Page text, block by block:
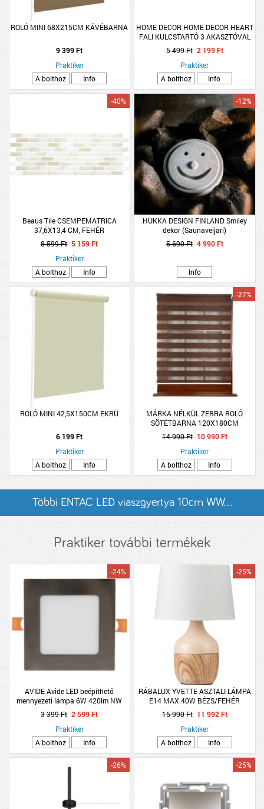
ROLÓ MINI 68X215CM KÁVÉBARNA
9 399 Ft
Praktiker
A bolthoz
Info
HOME DECOR HOME DECOR HEART
FALI KULCSTARTÓ 3 AKASZTÓVAL
20X35,5X4,5CM SZÜRKE FA
5 499 Ft 2 199 Ft
Praktiker
A bolthoz
Info
Beaus Tile CSEMPEMATRICA
37,6X13,4 CM, FEHÉR
-40%
8 599 Ft 5 159 Ft
Praktiker
A bolthoz
Info
HUKKA DESIGN FINLAND Smiley
dekor (Saunaveijari)
-12%
5 690 Ft 4 990 Ft
Info
ROLÓ MINI 42,5X150CM EKRÜ
6 199 Ft
Praktiker
A bolthoz
Info
MÁRKA NÉLKÜL ZEBRA ROLÓ
SÖTÉTBARNA 120X180CM
-27%
14 990 Ft 10 990 Ft
Praktiker
A bolthoz
Info
Többi ENTAC LED viaszgyertya 10cm WW...
Praktiker további termékek
AVIDE Avide LED beépíthető
mennyezeti lámpa 6W 420lm NW
4000K négyzet alakú alu szatin
nikkel
-24%
3 399 Ft 2 599 Ft
Praktiker
A bolthoz
Info
RÁBALUX YVETTE ASZTALI LÁMPA
E14 MAX.40W BÉZS/FEHÉR
-25%
15 990 Ft 11 992 Ft
Praktiker
A bolthoz
Info
-26% -25%